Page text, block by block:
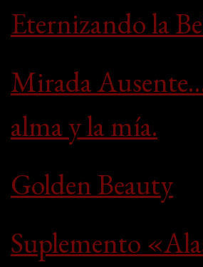
Eternizando la
Mirada
alma y la mía.
Golden Beauty
Suplemento